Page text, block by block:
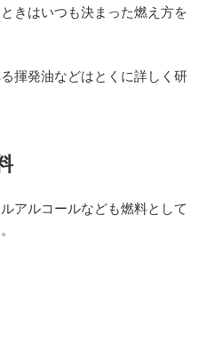
きはいつも決まった燃え方を
揮発油などはとくに詳しく研
アルコールなども燃料として